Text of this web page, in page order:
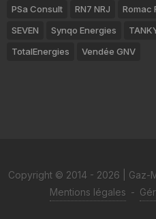
PSa Consult
RN7 NRJ Romac
SEVEN
Synqo Energies
TotalEnergies
Vendée GNV
Copyright © 2014 - 2026 | Gaz-
Mentions légales -